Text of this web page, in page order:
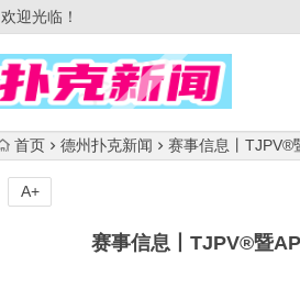
欢迎光临！
首页 德州扑克新闻 赛事信息丨TJPV®
赛事信息丨TJPV®暨
A+